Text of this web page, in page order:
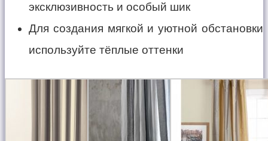
эксклюзивность и особый шик
Для создания мягкой и уютной обстановки
используйте тёплые оттенки